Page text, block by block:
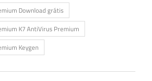
Download grátis
K7 AntiVirus Premium
Keygen